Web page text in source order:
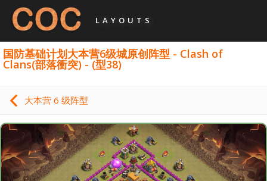
LAYOUTS
国防基础计划大本营6级城原创阵型 - Clash of
Clans(部落衝突) - (型38)
大本营 6 级阵型